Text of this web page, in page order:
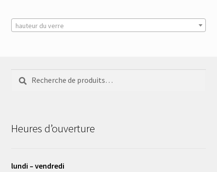
hauteur du verre
Recherche
pour :
Recherche
Heures d’ouverture
lundi – vendredi